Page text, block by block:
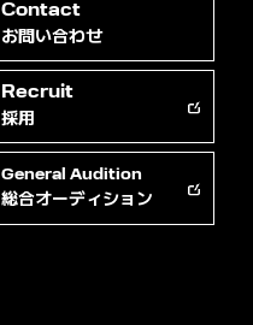
Contact
お問い合わせ
Recruit
採用
General Audition
総合オーディション